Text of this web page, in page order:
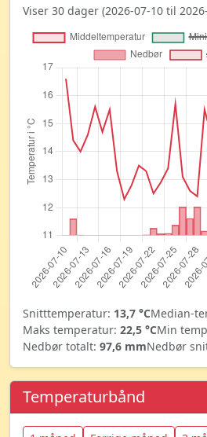
Viser 30 dager (2026-07-10 til
Snitttemperatur: 13,7 °CMedian-
Maks temperatur: 22,5 °CMin
Nedbør totalt: 97,6 mmNedbør
Temperaturbånd